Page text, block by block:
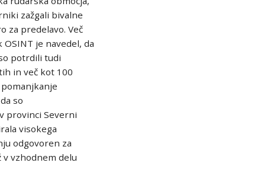
zažgali bivalne
za predelavo. Več
je navedel, da
potrdili tudi
in več kot 100
so
provinci Severni
visokega
odgovoren za
vzhodnem delu